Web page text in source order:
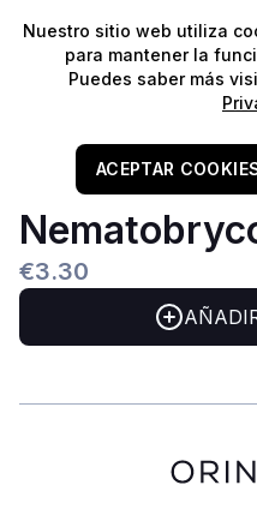
⭐️¡Envíos gratis para
Tetra
€3.30
Nuestro sitio web utiliza
para mantener la
Puedes saber más
ACEPTAR